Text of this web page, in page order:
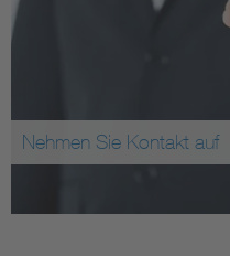
Nehmen Sie Kontakt auf